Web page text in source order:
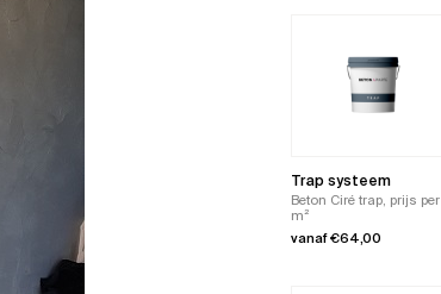
Trap systeem
Beton Ciré trap, prijs per
m²
vanaf€64,00